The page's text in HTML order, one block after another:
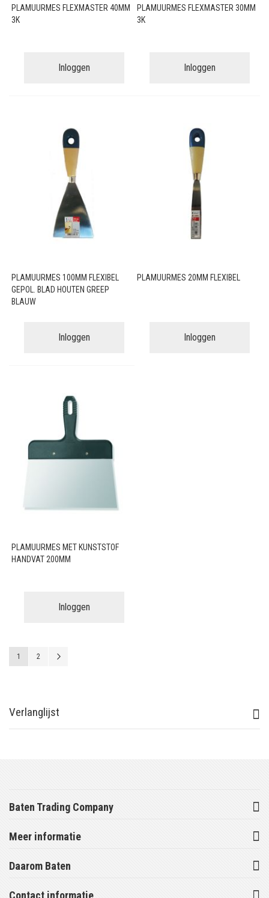
PLAMUURMES FLEXMASTER 40MM
3K
Inloggen
PLAMUURMES FLEXMASTER 30MM
3K
Inloggen
PLAMUURMES 100MM FLEXIBEL
GEPOL. BLAD HOUTEN GREEP
BLAUW
Inloggen
PLAMUURMES 20MM FLEXIBEL
Inloggen
PLAMUURMES MET KUNSTSTOF
HANDVAT 200MM
Inloggen
Pagina
U lees momenteel pagina
1 Pagina
2
Verlanglijst
Baten Trading Company
Meer informatie
Daarom Baten
Contact informatie